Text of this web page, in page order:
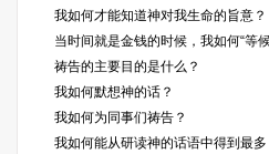
我如何才能知道神对我生命的旨意？
当时间就是金钱的时候，我如何“等
祷告的主要目的是什么？
我如何默想神的话？
我如何为同事们祷告？
我如何能从研读神的话语中得到最